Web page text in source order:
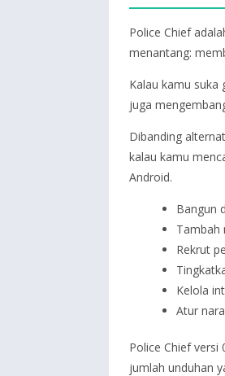
Police Chief
menantang:
Kalau kamu
juga
Dibanding
kalau kamu
Android.
Bangun
Tambah
Rekrut
Kelola
Atur
Police Chief
jumlah unduhan